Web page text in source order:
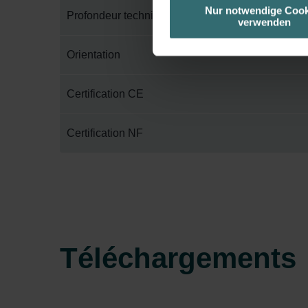
unserer Website verwenden,
basierend auf Ihren Interessen
Datenschutzerklärung
Zehnder Group Schweiz AG:
Zehnder Polska Sp. z o.o.:
Nur notwendige
verwenden
Profondeur technique
Orientation
Certification CE
Certification NF
Téléchargements